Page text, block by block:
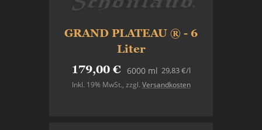
GRAND PLATEAU ® - 6
Liter
179,00 € 6000 ml
Inkl. 19% MwSt., zzgl. Versandkosten
29,83 €/l